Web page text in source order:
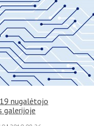
nugalėtojo
galerijoje